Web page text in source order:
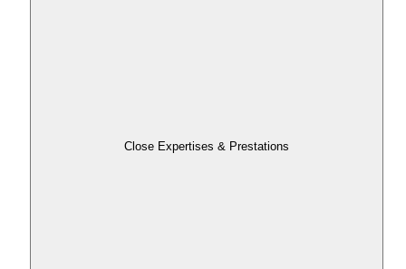
Close Expertises & Prestations